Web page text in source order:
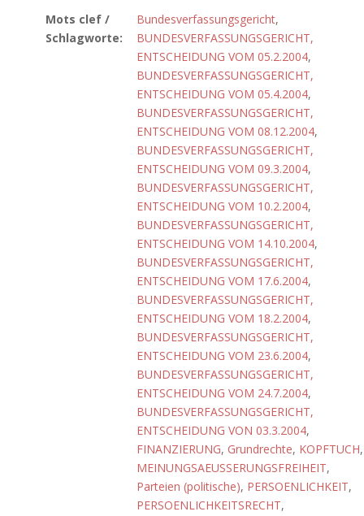
Mots clef /
Schlagworte:
Bundesverfassungsgericht,
BUNDESVERFASSUNGSGERICHT,
ENTSCHEIDUNG VOM 05.2.2004,
BUNDESVERFASSUNGSGERICHT,
ENTSCHEIDUNG VOM 05.4.2004,
BUNDESVERFASSUNGSGERICHT,
ENTSCHEIDUNG VOM 08.12.2004,
BUNDESVERFASSUNGSGERICHT,
ENTSCHEIDUNG VOM 09.3.2004,
BUNDESVERFASSUNGSGERICHT,
ENTSCHEIDUNG VOM 10.2.2004,
BUNDESVERFASSUNGSGERICHT,
ENTSCHEIDUNG VOM 14.10.2004,
BUNDESVERFASSUNGSGERICHT,
ENTSCHEIDUNG VOM 17.6.2004,
BUNDESVERFASSUNGSGERICHT,
ENTSCHEIDUNG VOM 18.2.2004,
BUNDESVERFASSUNGSGERICHT,
ENTSCHEIDUNG VOM 23.6.2004,
BUNDESVERFASSUNGSGERICHT,
ENTSCHEIDUNG VOM 24.7.2004,
BUNDESVERFASSUNGSGERICHT,
ENTSCHEIDUNG VON 03.3.2004,
FINANZIERUNG, Grundrechte, KOPFTUCH,
MEINUNGSAEUSSERUNGSFREIHEIT,
Parteien (politische), PERSOENLICHKEIT,
PERSOENLICHKEITSRECHT,